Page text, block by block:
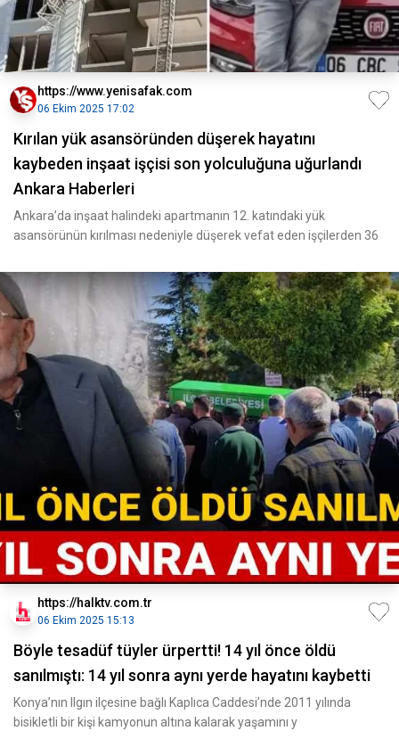
https://www.yenisafak.com
06 Ekim 2025 17:02
Kırılan yük asansöründen düşerek hayatını
kaybeden inşaat işçisi son yolculuğuna uğurlandı
Ankara Haberleri
Ankara’da inşaat halindeki apartmanın 12. katındaki yük
asansörünün kırılması nedeniyle düşerek vefat eden işçilerden 36
https://halktv.com.tr
06 Ekim 2025 15:13
Böyle tesadüf tüyler ürpertti! 14 yıl önce öldü
sanılmıştı: 14 yıl sonra aynı yerde hayatını kaybetti
Konya’nın Ilgın ilçesine bağlı Kaplıca Caddesi’nde 2011 yılında
bisikletli bir kişi kamyonun altına kalarak yaşamını y